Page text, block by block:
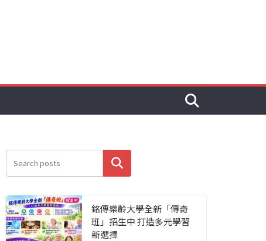
搜尋
銘傳樂齡大學全新「傳奇
班」招生中 打造多元學習
新選擇